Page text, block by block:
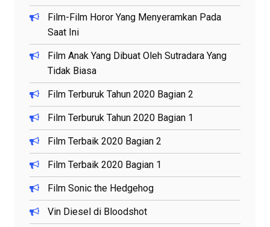
Film-Film Horor Yang Menyeramkan Pada
Saat Ini
Film Anak Yang Dibuat Oleh Sutradara Yang
Tidak Biasa
Film Terburuk Tahun 2020 Bagian 2
Film Terburuk Tahun 2020 Bagian 1
Film Terbaik 2020 Bagian 2
Film Terbaik 2020 Bagian 1
Film Sonic the Hedgehog
Vin Diesel di Bloodshot